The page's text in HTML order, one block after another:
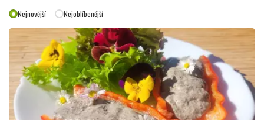
Nejnovější Nejoblíbenější